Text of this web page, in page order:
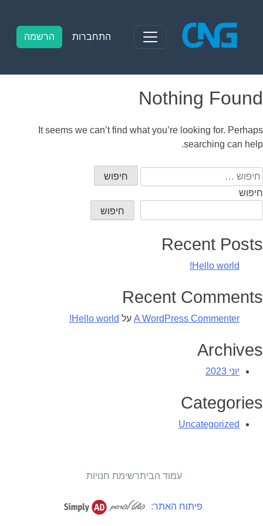
content
התחברות הרשמה
Nothing Found
It seems we can’t find what you’re looking for. Perhaps
searching can help.
חיפוש:
חיפוש
חיפוש
Recent Posts
Hello world!
Recent Comments
A WordPress Commenter על Hello world!
Archives
יוני 2023
Categories
Uncategorized
עמוד הביתרשימת חנויות
פיתוח האתר: